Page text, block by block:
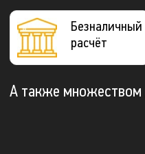
Безналичный
расчёт
А также множеством